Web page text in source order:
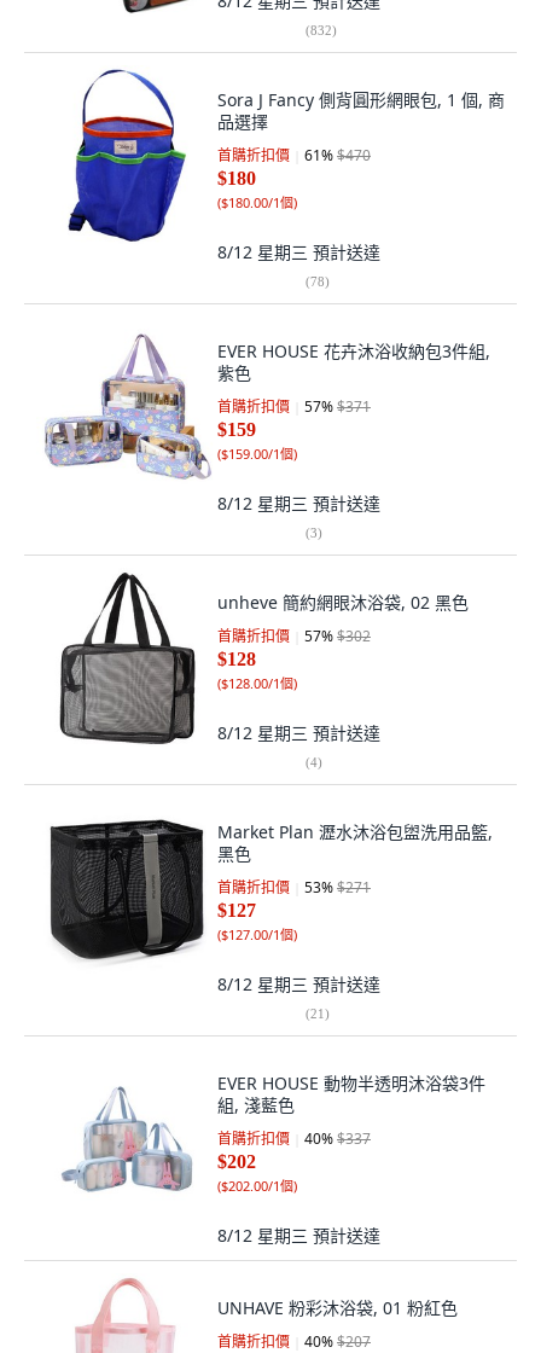
(832)
Sora J Fancy 側背圓形網眼包, 1 個, 商
品選擇
首購折扣價 61%$470
$180
($180.00/1個)
8/12 星期三 預計送達
(78)
EVER HOUSE 花卉沐浴收納包3件組,
紫色
首購折扣價 57%$371
$159
($159.00/1個)
8/12 星期三 預計送達
(3)
unheve 簡約網眼沐浴袋, 02 黑色
首購折扣價 57%$302
$128
($128.00/1個)
8/12 星期三 預計送達
(4)
Market Plan 瀝水沐浴包盥洗用品籃,
黑色
首購折扣價 53%$271
$127
($127.00/1個)
8/12 星期三 預計送達
(21)
EVER HOUSE 動物半透明沐浴袋3件
組, 淺藍色
首購折扣價 40%$337
$202
($202.00/1個)
8/12 星期三 預計送達
UNHAVE 粉彩沐浴袋, 01 粉紅色
首購折扣價 40%$207